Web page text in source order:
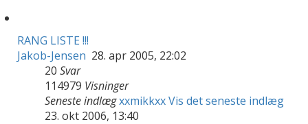
RANG LISTE !!!
Jakob-Jensen 28. apr 2005, 22:02
20 Svar
114979 Visninger
Seneste indlægxxmikkxxVis det seneste indlæg
23. okt 2006, 13:40